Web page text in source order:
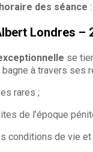
des séance :
Londres –
se
à travers ses
rares ;
de l’époque
conditions de vie et